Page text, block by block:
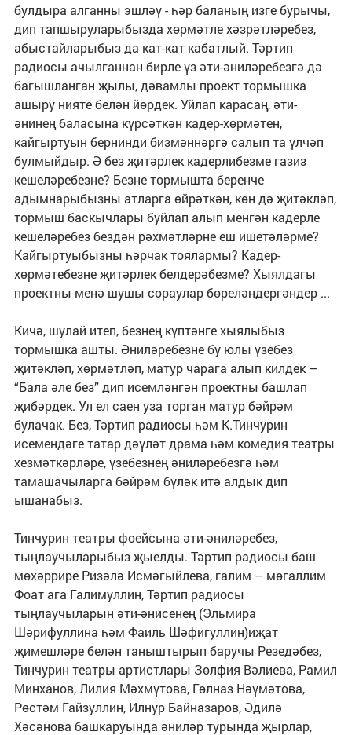
булдыра алганны эшләү - һәр баланың изге бурычы,
дип тапшыруларыбызда хөрмәтле хәзрәтләребез,
абыстайларыбыз да кат-кат кабатлый. Тәртип
радиосы ачылганнан бирле үз әти-әниләребезгә дә
багышланган җылы, дәвамлы проект тормышка
ашыру нияте белән йөрдек. Уйлап карасаң, әти-
әнинең баласына күрсәткән кадер-хөрмәтен,
кайгыртуын бернинди бизмәннәргә салып та үлчәп
булмыйдыр. Ә без җитәрлек кадерлибезме газиз
кешеләребезне? Безне тормышта беренче
адымнарыбызны атларга өйрәткән, көн дә җитәкләп,
тормыш баскычлары буйлап алып менгән кадерле
кешеләребез бездән рәхмәтләрне еш ишетәләрме?
Кайгыртуыбызны һәрчак тоялармы? Кадер-
хөрмәтебезне җитәрлек белдерәбезме? Хыялдагы
проектны менә шушы сораулар бөреләндергәндер ...
Кичә, шулай итеп, безнең күптәнге хыялыбыз
тормышка ашты. Әниләребезне бу юлы үзебез
җитәкләп, хөрмәтләп, матур чарага алып килдек –
“Бала әле без” дип исемләнгән проектны башлап
җибәрдек. Ул ел саен уза торган матур бәйрәм
булачак. Без, Тәртип радиосы һәм К.Тинчурин
исемендәге татар дәүләт драма һәм комедия театры
хезмәткәрләре, үзебезнең әниләребезгә һәм
тамашачыларга бәйрәм бүләк итә алдык дип
ышанабыз.
Тинчурин театры фоейсына әти-әниләребез,
тыңлаучыларыбыз җыелды. Тәртип радиосы баш
мөхәррире Ризәлә Исмәгыйлева, галим – мөгаллим
Фоат ага Галимуллин, Тәртип радиосы
тыңлаучыларын әти-әнисенең (Эльмира
Шәрифуллина һәм Фаиль Шәфигуллин)иҗат
җимешләре белән таныштырып баручы Резедәбез,
Тинчурин театры артистлары Зөлфия Вәлиева, Рамил
Минханов, Лилия Мәхмүтова, Гөлназ Нәүмәтова,
Рөстәм Гайзуллин, Илнур Байназаров, Әдилә
Хәсәнова башкаруында әниләр турында җырлар,